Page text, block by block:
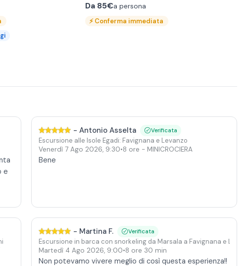
Da 85€a persona
⚡Conferma immediata
e
- Antonio Asselta Verificata
Escursione alle Isole Egadi: Favignana e Levanzo
Venerdì 7 Ago 2026, 9:30•8 ore - MINICROCIERA
Bene
- Martina F. Verificata
Escursione in barca con snorkeling da Marsala a Favignana e
Martedì 4 Ago 2026, 9:00•8 ore 30 min
Non potevamo vivere meglio di così questa esperienza!!